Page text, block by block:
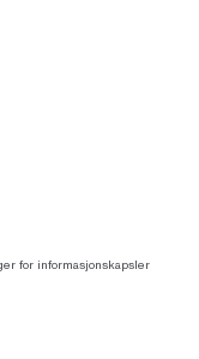
for informasjonskapsler